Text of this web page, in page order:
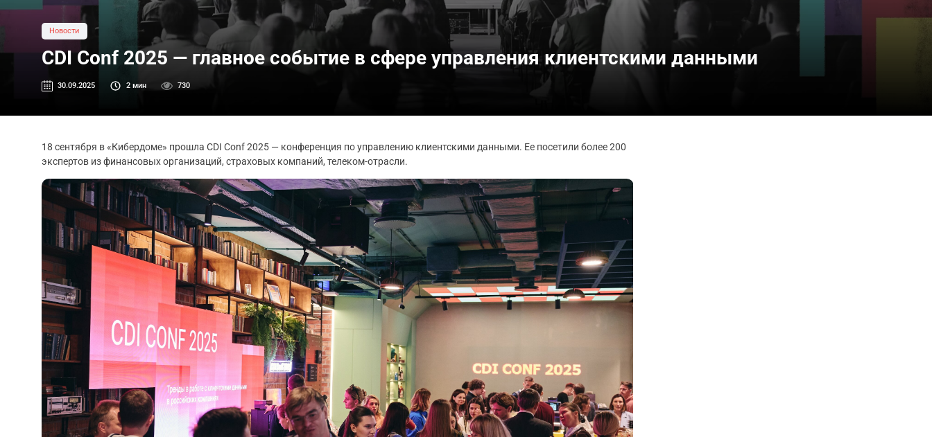
Новости
CDI Conf 2025 — главное событие в сфере управления клиентскими данными
30.09.2025 2 мин 730
18 сентября в «Кибердоме» прошла CDI Conf 2025 — конференция по управлению клиентскими данными. Ее посетили более 200
экспертов из финансовых организаций, страховых компаний, телеком-отрасли.